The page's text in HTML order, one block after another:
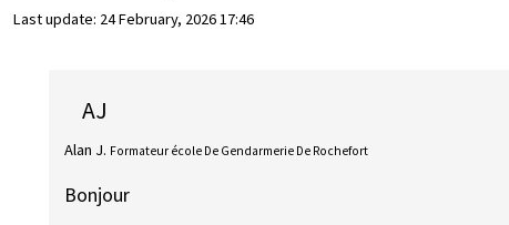
Last update: 24 February, 2026 17:46
AJ
Alan J. Formateur école De Gendarmerie De Rochefort
Bonjour